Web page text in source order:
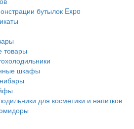
бутылок Expo
товары
шкафы
для косметики и напитков